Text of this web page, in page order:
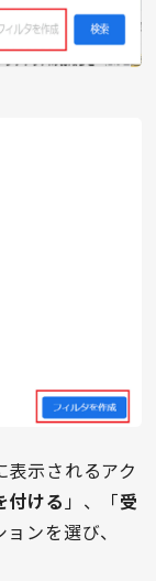
示されるアク
付ける」、「受
ンを選び、